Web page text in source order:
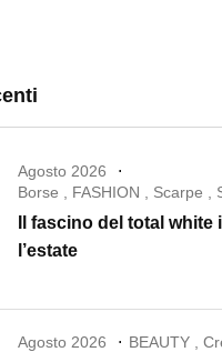
Agosto 2026
Borse
FASHION Scarpe
Il fascino del total white
l’estate
Agosto 2026 BEAUTY ,